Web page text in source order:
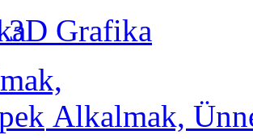
3D Grafika
Alkalmak,